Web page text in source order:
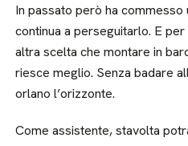
In passato però ha
continua a perseguitarlo. E
altra scelta che montare in
riesce meglio. Senza badare
orlano l’orizzonte.
Come assistente, stavolta